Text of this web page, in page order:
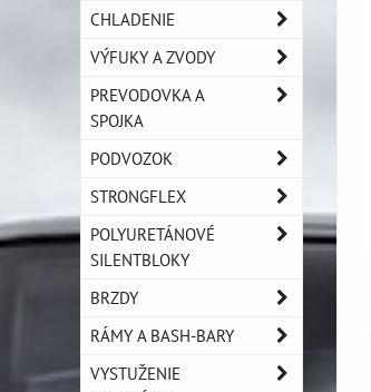
CHLADENIE
VÝFUKY A ZVODY
PREVODOVKA A
SPOJKA
PODVOZOK
STRONGFLEX
POLYURETÁNOVÉ
SILENTBLOKY
BRZDY
RÁMY A BASH-BARY
VYSTUŽENIE